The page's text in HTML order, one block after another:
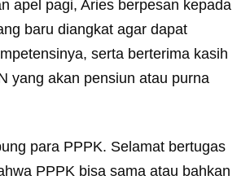
apel pagi, Aries berpesan kepada
baru diangkat agar dapat
serta berterima kasih
yang akan pensiun atau purna
para PPPK. Selamat bertugas
PPPK bisa sama atau bahkan